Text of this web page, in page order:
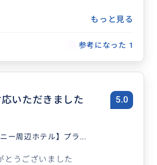
もっと見る
参考になった 1
いただきました 5.0
ー周辺ホテル】プラ...
とうございました